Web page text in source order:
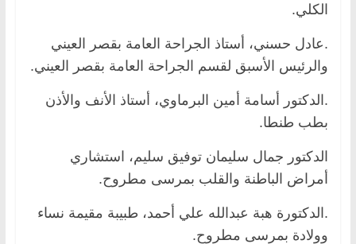
الكلي.
.عادل حسني، أستاذ الجراحة العامة بقصر العيني
والرئيس الأسبق لقسم الجراحة العامة بقصر العيني.
.الدكتور أسامة أمين البرماوي، أستاذ الأنف والأذن
بطب طنطا.
الدكتور جمال سليمان توفيق سليم، استشاري
أمراض الباطنة والقلب بمرسى مطروح.
.الدكتورة هبة عبدالله علي أحمد، طبيبة مقيمة نساء
وولادة بمرسى مطروح.